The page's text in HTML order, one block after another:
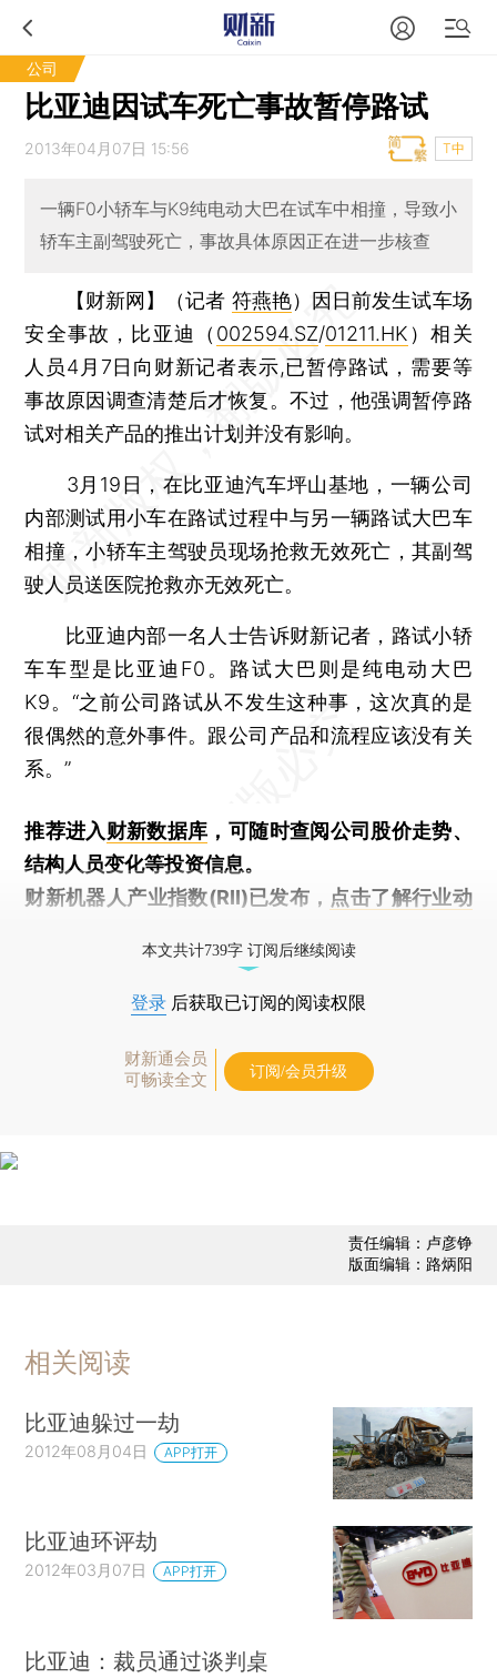
公司
比亚迪因试车死亡事故暂停路试
2013年04月07日 15:56 T中
一辆F0小轿车与K9纯电动大巴在试车中相撞，导致小
轿车主副驾驶死亡，事故具体原因正在进一步核查
【财新网】（记者 符燕艳）
因日前发生试车场
安全事故，比亚迪（ 002594.SZ/01211.HK ）相关
人员4月7日向财新记者表示,已暂停路试，需要等
事故原因调查清楚后才恢复。不过，他强调暂停路
试对相关产品的推出计划并没有影响。
3月19日，在比亚迪汽车坪山基地，一辆公司
内部测试用小车在路试过程中与另一辆路试大巴车
相撞，小轿车主驾驶员现场抢救无效死亡，其副驾
驶人员送医院抢救亦无效死亡。
比亚迪内部一名人士告诉财新记者，路试小轿
车车型是比亚迪F0。路试大巴则是纯电动大巴
K9。“之前公司路试从不发生这种事，这次真的是
很偶然的意外事件。跟公司产品和流程应该没有关
系。”
推荐进入财新数据库 ，可随时查阅公司股价走势、
结构人员变化等投资信息。
财新机器人产业指数(RII)已发布， 点击了解行业动
本文共计739字 订阅后继续阅读
登录 后获取已订阅的阅读权限
财新通会员
可畅读全文
订阅/会员升级
责任编辑：卢彦铮
版面编辑：路炳阳
相关阅读
比亚迪躲过一劫
2012年08月04日 APP打开
比亚迪环评劫
2012年03月07日 APP打开
比亚迪：裁员通过谈判桌